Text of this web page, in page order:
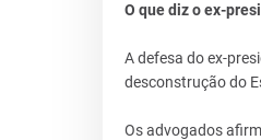
O que diz o ex-
A defesa do ex-
desconstrução do
Os advogados